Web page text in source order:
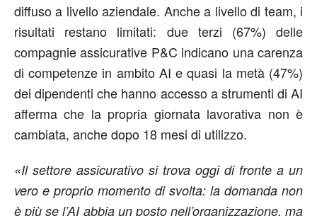
diffuso a livello aziendale. Anche a livello di team, i
risultati restano limitati: due terzi (67%) delle
compagnie assicurative P&C indicano una carenza
di competenze in ambito AI e quasi la metà (47%)
dei dipendenti che hanno accesso a strumenti di AI
afferma che la propria giornata lavorativa non è
cambiata, anche dopo 18 mesi di utilizzo.
«Il settore assicurativo si trova oggi di fronte a un
vero e proprio momento di svolta: la domanda non
è più se l’AI abbia un posto nell’organizzazione, ma